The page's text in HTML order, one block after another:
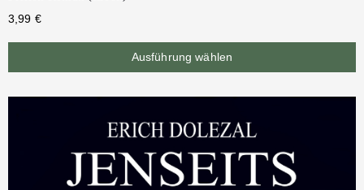
3,99 €
Ausführung wählen